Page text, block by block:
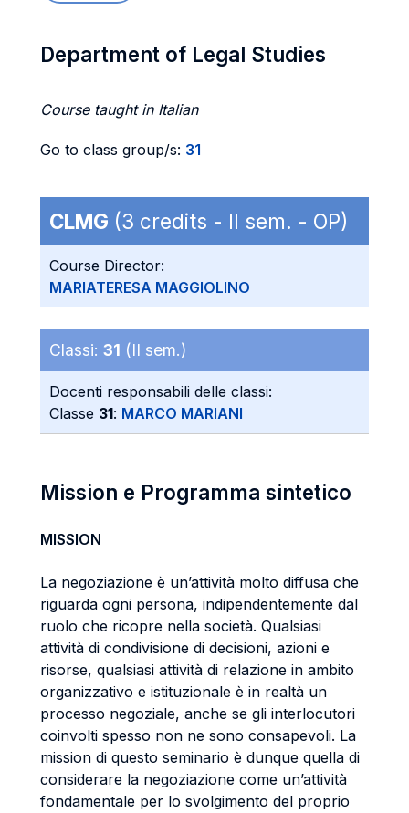
Department of Legal Studies
Course taught in Italian
Go to class group/s: 31
CLMG (3 credits - II sem. - OP)
Course Director:
MARIATERESA MAGGIOLINO
Classi: 31 (II sem.)
Docenti responsabili delle classi:
Classe 31: MARCO MARIANI
Mission e Programma sintetico
MISSION
La negoziazione è un’attività molto diffusa che
riguarda ogni persona, indipendentemente dal
ruolo che ricopre nella società. Qualsiasi
attività di condivisione di decisioni, azioni e
risorse, qualsiasi attività di relazione in ambito
organizzativo e istituzionale è in realtà un
processo negoziale, anche se gli interlocutori
coinvolti spesso non ne sono consapevoli. La
mission di questo seminario è dunque quella di
considerare la negoziazione come un’attività
fondamentale per lo svolgimento del proprio